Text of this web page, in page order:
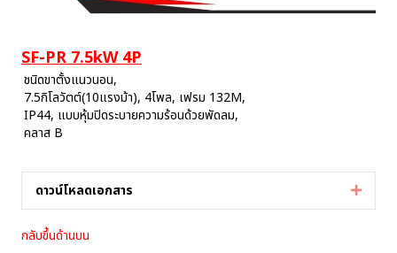
SF-PR 7.5kW 4P
ชนิดขาตั้งแนวนอน,
7.5กิโลวัตต์(10แรงม้า), 4โพล, เฟรม 132M,
IP44, แบบหุ้มปิดระบายความร้อนด้วยพัดลม,
คลาส B
ดาวน์โหลดเอกสาร
กลับขึ้นด้านบน